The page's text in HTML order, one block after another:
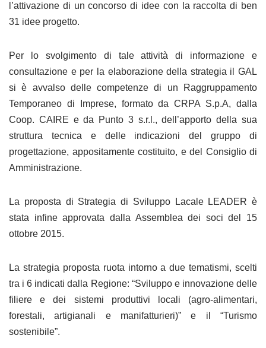
l’attivazione di un concorso di idee con la raccolta di ben
31 idee progetto.
Per lo svolgimento di tale attività di informazione e
consultazione e per la elaborazione della strategia il GAL
si è avvalso delle competenze di un Raggruppamento
Temporaneo di Imprese, formato da CRPA S.p.A, dalla
Coop. CAIRE e da Punto 3 s.r.l., dell’apporto della sua
struttura tecnica e delle indicazioni del gruppo di
progettazione, appositamente costituito, e del Consiglio di
Amministrazione.
La proposta di Strategia di Sviluppo Lacale LEADER è
stata infine approvata dalla Assemblea dei soci del 15
ottobre 2015.
La strategia proposta ruota intorno a due tematismi, scelti
tra i 6 indicati dalla Regione: “Sviluppo e innovazione delle
filiere e dei sistemi produttivi locali (agro-alimentari,
forestali, artigianali e manifatturieri)” e il “Turismo
sostenibile”.